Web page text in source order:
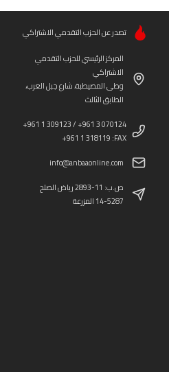
تصدر عن الحزب التقدمي الاشتراكي
المركز الرئيسي للحزب التقدمي
الاشتراكي
وطى المصيطبة، شارع جبل العرب،
الطابق الثالث
+961 1 309123 / +961 3 070124
+961 1 318119 :FAX
info@anbaaonline.com
ص.ب: 11-2893 رياض الصلح
14-5287 المزرعة